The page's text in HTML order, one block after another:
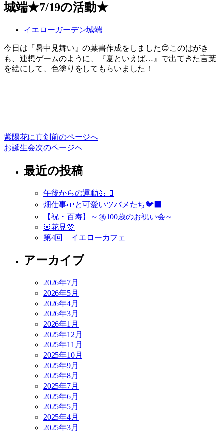
城端★7/19の活動★
イエローガーデン城端
今日は『暑中見舞い』の葉書作成をしました😊このはがき
も、連想ゲームのように、『夏といえば…』で出てきた言葉
を絵にして、色塗りをしてもらいました！
投
稿
紫陽花に真剣 前のページへ
お誕生会次のページへ
最近の投稿
午後からの運動💪🏻
畑仕事🌱と可愛いツバメたち🐦‍⬛
【祝・百寿】～㊗️100歳のお祝い会～
🌸花見🌸
第4回 イエローカフェ
アーカイブ
2026年7月
2026年5月
2026年4月
2026年3月
2026年1月
2025年12月
2025年11月
2025年10月
2025年9月
2025年8月
2025年7月
2025年6月
2025年5月
2025年4月
2025年3月